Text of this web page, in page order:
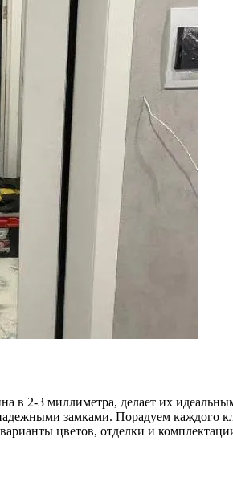
в 2-3 миллиметра, делает их
замками. Порадуем
цветов, отделки и